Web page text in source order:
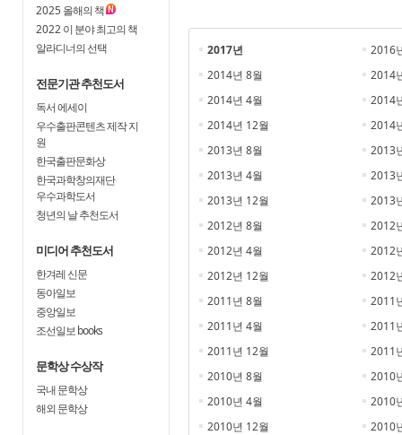
2025올해의 책
2022이 분야 최고의 책
알라디너의 선택
전문기관 추천도서
독서 에세이
우수출판콘텐츠 제작 지
원
한국출판문화상
한국과학창의재단
우수과학도서
청년의 날 추천도서
미디어 추천도서
한겨레 신문
동아일보
중앙일보
조선일보 books
문학상 수상작
국내 문학상
해외 문학상
2017년
2016
2014년 8월
2014
2014년 4월
2014
2014년 12월
2014
2013년 8월
2013
2013년 4월
2013
2013년 12월
2013
2012년 8월
2012
2012년 4월
2012
2012년 12월
2012
2011년 8월
2011
2011년 4월
2011
2011년 12월
2011
2010년 8월
2010
2010년 4월
2010
2010년 12월
2010